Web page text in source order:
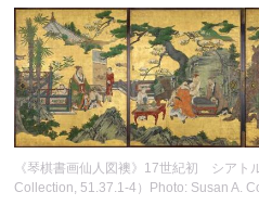
《琴棋書画仙人図襖》17世紀初 シアト
Collection, 51.37.1-4）Photo: Susan A.